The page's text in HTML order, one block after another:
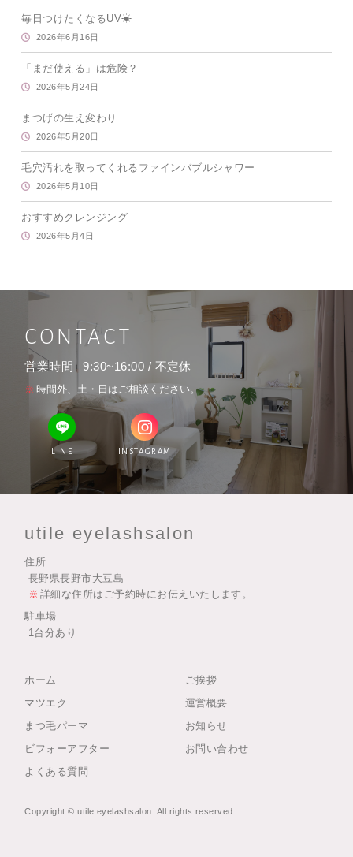
毎日つけたくなるUV☀
2026年6月16日
「まだ使える」は危険？
2026年5月24日
まつげの生え変わり
2026年5月20日
毛穴汚れを取ってくれるファインバブルシャワー
2026年5月10日
おすすめクレンジング
2026年5月4日
CONTACT
営業時間 9:30~16:00 / 不定休
時間外、土・日はご相談ください。
LINE INSTAGRAM
utile eyelashsalon
住所
長野県長野市大豆島
詳細な住所はご予約時にお伝えいたします。
駐車場
1台分あり
ホーム
マツエク
まつ毛パーマ
ビフォーアフター
よくある質問
ご挨拶
運営概要
お知らせ
お問い合わせ
Copyright © utile eyelashsalon. All rights reserved.